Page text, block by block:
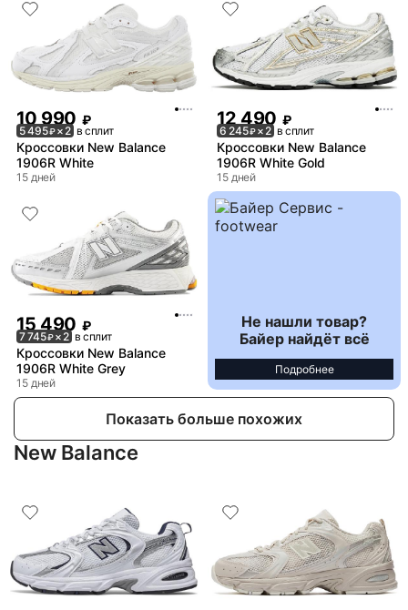
10 990 ₽
5 495₽× 2 в сплит
Кроссовки New Balance
1906R White
15 дней
12 490 ₽
6 245₽× 2 в сплит
Кроссовки New Balance
1906R White Gold
15 дней
15 490 ₽
7 745₽× 2 в сплит
Кроссовки New Balance
1906R White Grey
15 дней
Не нашли товар?
Байер найдёт всё
Подробнее
Показать больше похожих
New Balance